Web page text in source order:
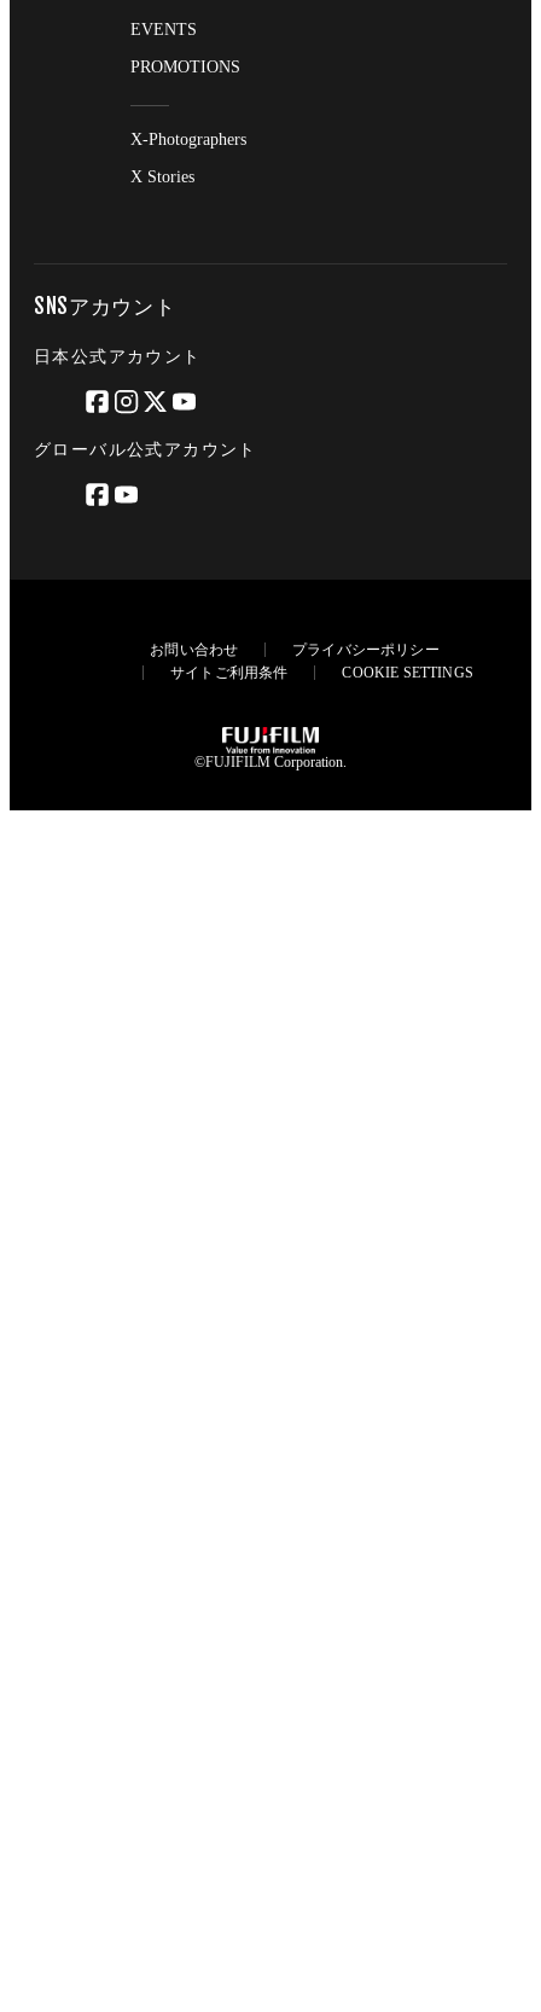
EVENTS
PROMOTIONS
X-Photographers
X Stories
SNSアカウント
日本公式アカウント
グローバル公式アカウント
©FUJIFILM Corporation.
お問い合わせ
プライバシーポリシー
サイトご利用条件
COOKIE SETTINGS